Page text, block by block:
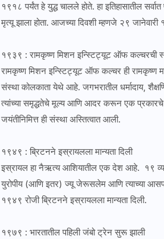
१९१८ पर्यंत हे युद्ध चालले होते. हा इतिहासातील
मृत्यू झाला होता. आजच्या दिवशी म्हणजे २९ जानेवारी
१९३९ : रामकृष्ण मिशन इन्स्टिट्यूट ऑफ कल्चरची
रामकृष्ण मिशन इन्स्टिट्यूट ऑफ कल्चर ही रामकृष्ण
संस्था कोलकाता येथे आहे. जगभरातील धर्मादाय,
त्यांच्या समृद्धतेचे मूल्य आणि आदर करून एक प्रकारचे
जयंतीनिमित्त ही संस्था अस्तित्वात आली.
१९४९ : ब्रिटनने इस्रायलला मान्यता दिली
इस्रायल हा नैऋत्य आशियातील एक देश आहे. १९ व्या
युरोपीय (आणि इतर) ज्यू जेरूसलेम आणि त्याच्या
१९४९ रोजी ब्रिटनने इस्रायलला मान्यता दिली.
१९७९ : भारतातील पहिली जंबो ट्रेन सुरू झाली